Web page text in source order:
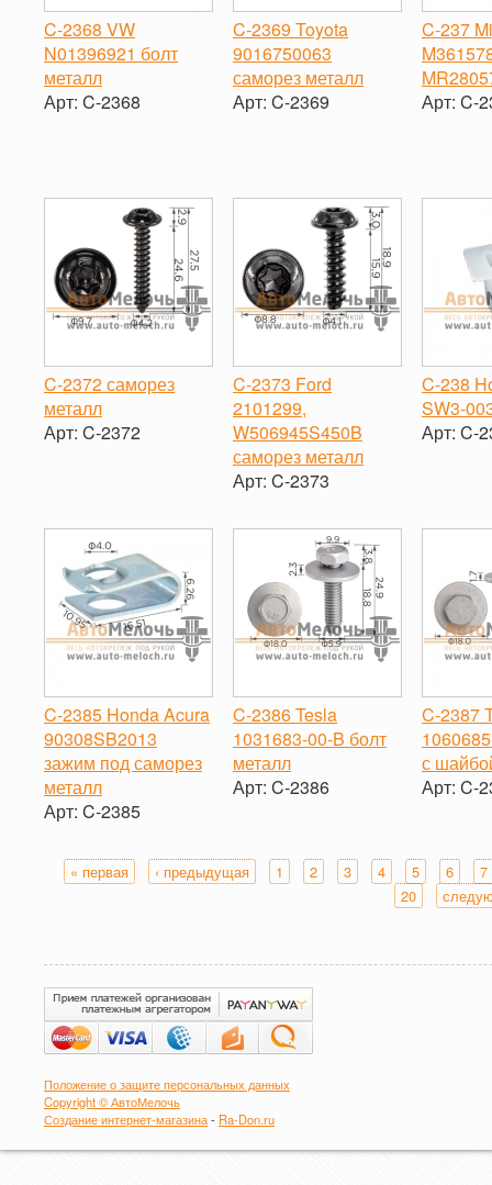
C-2368 VW
N01396921 болт
металл
Арт: C-2368
C-2369 Toyota
9016750063
саморез металл
Арт: C-2369
C-237
Арт: C-
C-2372 саморез
металл
Арт: C-2372
C-2373 Ford
2101299,
W506945S450B
саморез металл
Арт: C-2373
-
+
C-238
SW3-
Арт: C-
C-2385 Honda Acura
90308SB2013
зажим под саморез
металл
Арт: C-2385
-
+
C-2386 Tesla
1031683-00-B болт
металл
Арт: C-2386
C-2387
с
Арт: C-
« первая ‹ предыдущая 1 2 3 4 5 6
7
20
Положение о защите персональных данных
Copyright © АвтоМелочь
Создание интернет-магазина- Ra-Don.ru